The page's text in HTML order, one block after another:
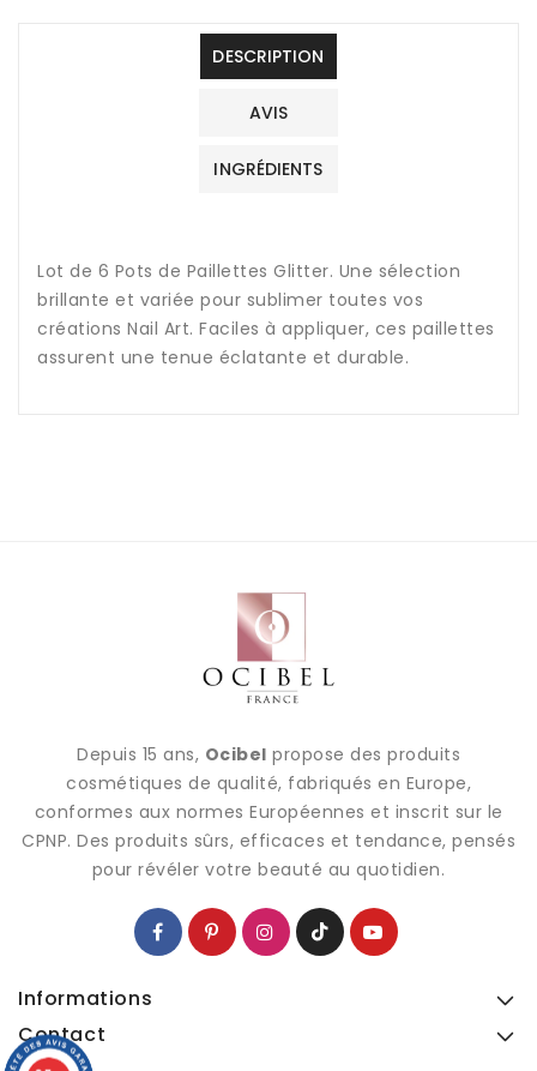
DESCRIPTION
AVIS
INGRÉDIENTS
Lot de 6 Pots de Paillettes Glitter. Une sélection
brillante et variée pour sublimer toutes vos
créations Nail Art. Faciles à appliquer, ces paillettes
assurent une tenue éclatante et durable.
Depuis 15 ans, Ocibel propose des produits
cosmétiques de qualité, fabriqués en Europe,
conformes aux normes Européennes et inscrit sur le
CPNP. Des produits sûrs, efficaces et tendance, pensés
pour révéler votre beauté au quotidien.
Informations
Contact